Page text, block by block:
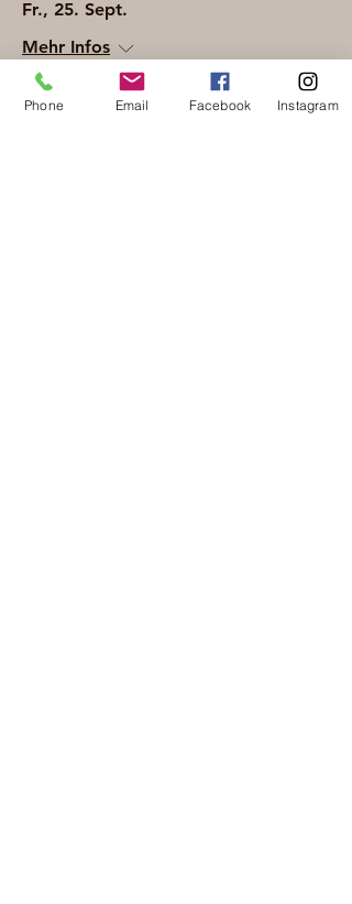
Fr., 25. Sept.
Mehr Infos
Erfahre hier mehr.
Phone Email Facebook Instagram